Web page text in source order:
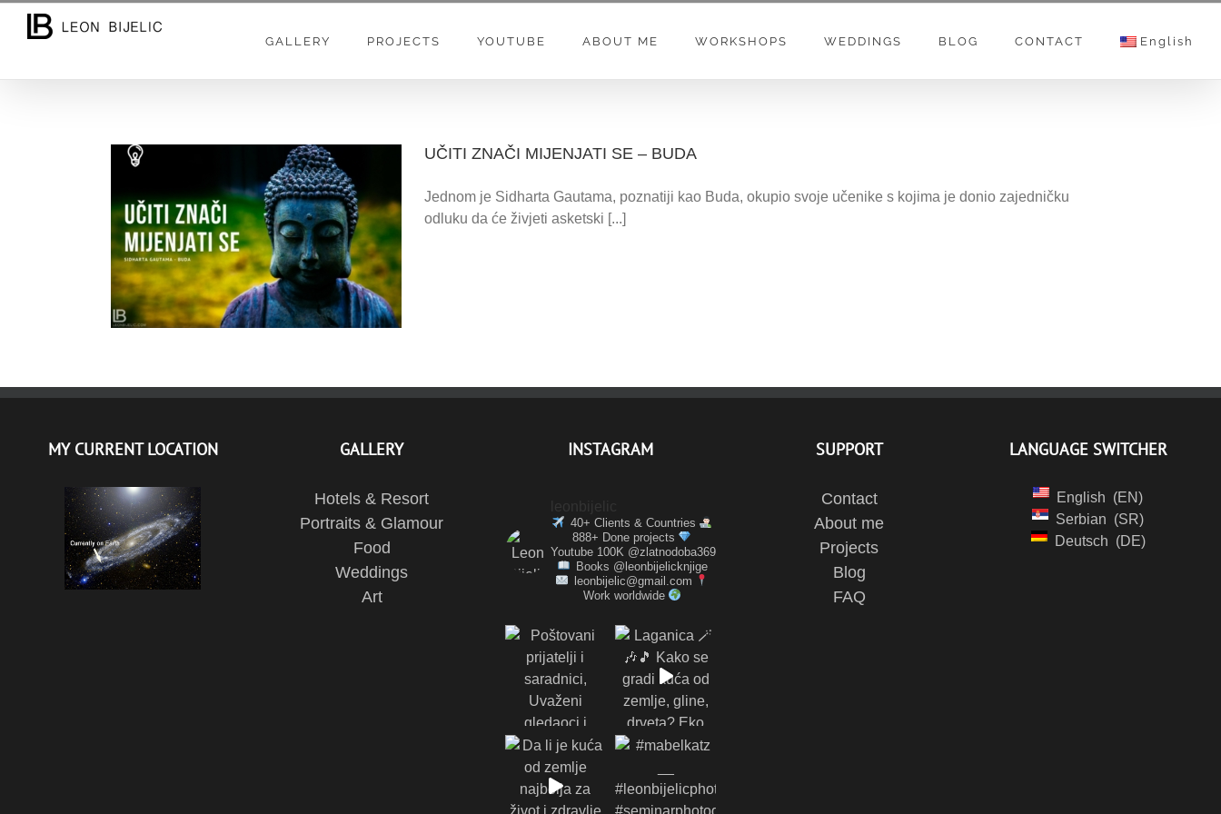
GALLERY PROJECTS YOUTUBE ABOUT ME WORKSHOPS WEDDINGS BLOG CONTACT English
UČITI ZNAČI MIJENJATI SE – BUDA
UČITI ZNAČI MIJENJATI SE – BUDA
Jednom je Sidharta Gautama, poznatiji kao Buda, okupio svoje učenike s kojima je donio zajedničku
odluku da će živjeti asketski [...]
MY CURRENT LOCATION GALLERY
Hotels & Resort
Portraits & Glamour
Food
Weddings
Art
INSTAGRAM
40+ Clients & Countries
888+ Done projects
Youtube 100K @zlatnodoba369
Books @leonbijelicknjige
leonbijelic@gmail.com
Work worldwide
SUPPORT
Contact
About me
Projects
Blog
FAQ
LANGUAGE SWITCHER
English
EN
Serbian
SR
Deutsch
DE